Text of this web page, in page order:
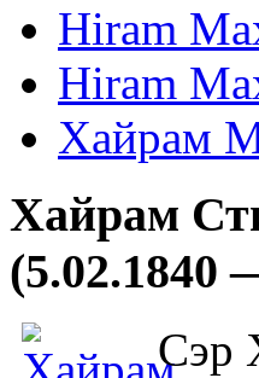
Hiram
Hiram
Хайрам
Хайрам
(5.02.1840
Сэр